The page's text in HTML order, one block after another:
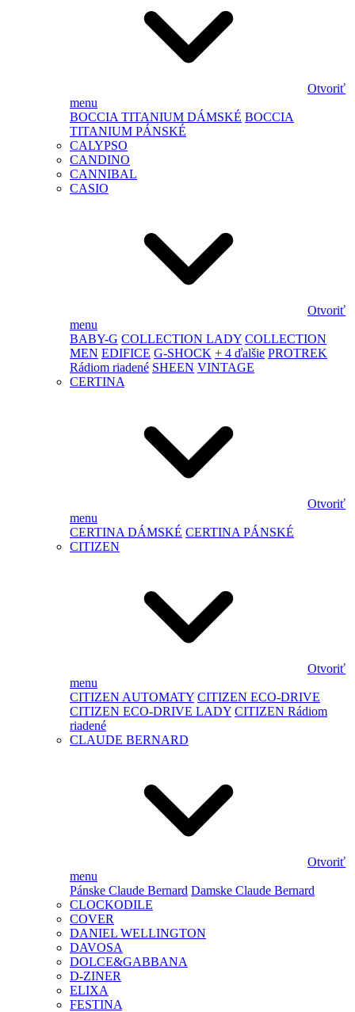
Otvoriť
menu
BOCCIA TITANIUM DÁMSKÉ BOCCIA
TITANIUM PÁNSKÉ
CALYPSO
CANDINO
CANNIBAL
CASIO
Otvoriť
menu
BABY-G COLLECTION LADY COLLECTION
MEN EDIFICE G-SHOCK + 4 ďalšie PROTREK
Rádiom riadené SHEEN VINTAGE
CERTINA
Otvoriť
menu
CERTINA DÁMSKÉ CERTINA PÁNSKÉ
CITIZEN
Otvoriť
menu
CITIZEN AUTOMATY CITIZEN ECO-DRIVE
CITIZEN ECO-DRIVE LADY CITIZEN Rádiom
riadené
CLAUDE BERNARD
Otvoriť
menu
Pánske Claude Bernard Damske Claude Bernard
CLOCKODILE
COVER
DANIEL WELLINGTON
DAVOSA
DOLCE&GABBANA
D-ZINER
ELIXA
FESTINA